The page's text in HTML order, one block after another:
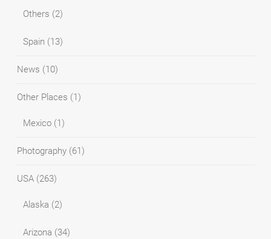
Others (2)
Spain (13)
News (10)
Other Places (1)
Mexico (1)
Photography (61)
USA (263)
Alaska (2)
Arizona (34)